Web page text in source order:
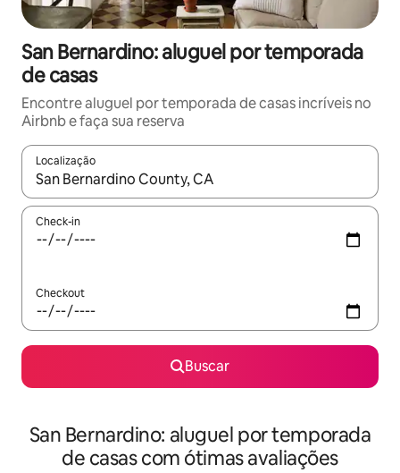
San Bernardino: aluguel por temporada
de casas
Encontre aluguel por temporada de casas incríveis no
Airbnb e faça sua reserva
Localização
Quando os resultados estiverem disponíveis, explore-os
Check-in
Checkout
Buscar
San Bernardino: aluguel por temporada
de casas com ótimas avaliações